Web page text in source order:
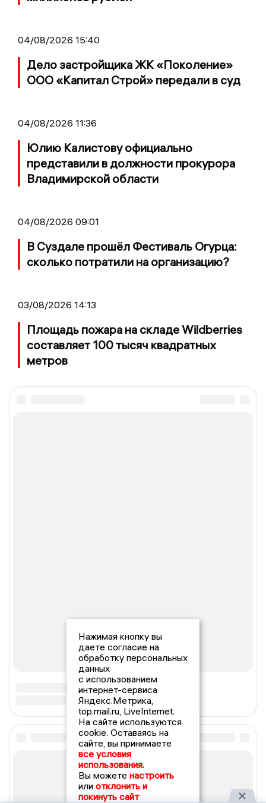
04/08/2026 15:40
Дело застройщика ЖК «Поколение»
ООО «Капитал Строй» передали в суд
04/08/2026 11:36
Юлию Калистову официально
представили в должности прокурора
Владимирской области
04/08/2026 09:01
В Суздале прошёл Фестиваль Огурца:
сколько потратили на организацию?
03/08/2026 14:13
Площадь пожара на складе Wildberries
составляет 100 тысяч квадратных
метров
Нажимая кнопку вы
даете согласие на
обработку персональных
данных
с использованием
интернет-сервиса
Яндекс.Метрика,
top.mail.ru, LiveInternet.
На сайте используются
cookie. Оставаясь на
сайте, вы принимаете
все условия
использования.
Вы можете настроить
или отклонить и
покинуть сайт